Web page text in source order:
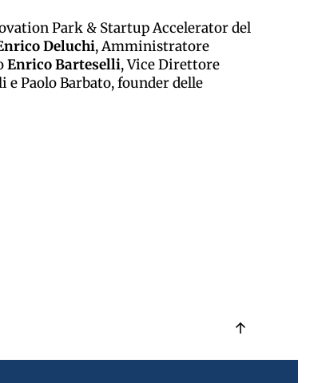
Park & Startup Accelerator del
Deluchi, Amministratore
Enrico Barteselli, Vice Direttore
e Paolo Barbato, founder delle